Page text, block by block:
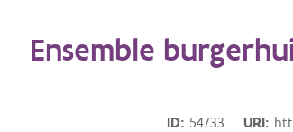
Ensemble
ID
54733 URI